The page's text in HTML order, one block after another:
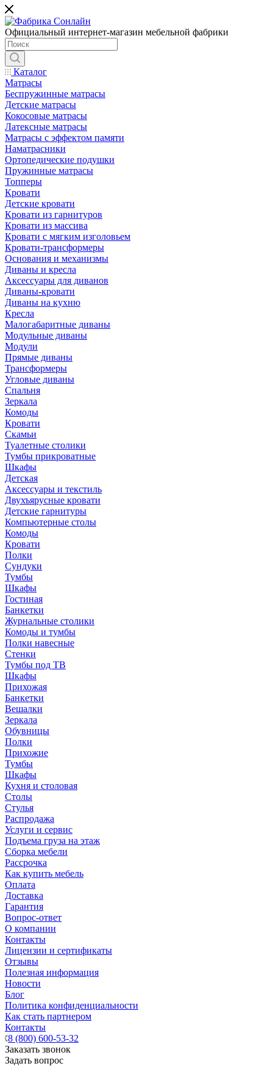
Официальный интернет-магазин мебельной фабрики
Каталог
Матрасы
Беспружинные матрасы
Детские матрасы
Кокосовые матрасы
Латексные матрасы
Матрасы с эффектом памяти
Наматрасники
Ортопедические подушки
Пружинные матрасы
Топперы
Кровати
Детские кровати
Кровати из гарнитуров
Кровати из массива
Кровати с мягким изголовьем
Кровати-трансформеры
Основания и механизмы
Диваны и кресла
Аксессуары для диванов
Диваны-кровати
Диваны на кухню
Кресла
Малогабаритные диваны
Модульные диваны
Модули
Прямые диваны
Трансформеры
Угловые диваны
Спальня
Зеркала
Комоды
Кровати
Скамьи
Туалетные столики
Тумбы прикроватные
Шкафы
Детская
Аксессуары и текстиль
Двухъярусные кровати
Детские гарнитуры
Компьютерные столы
Комоды
Кровати
Полки
Сундуки
Тумбы
Шкафы
Гостиная
Банкетки
Журнальные столики
Комоды и тумбы
Полки навесные
Стенки
Тумбы под ТВ
Шкафы
Прихожая
Банкетки
Вешалки
Зеркала
Обувницы
Полки
Прихожие
Тумбы
Шкафы
Кухня и столовая
Столы
Стулья
Распродажа
Услуги и сервис
Подъема груза на этаж
Сборка мебели
Рассрочка
Как купить мебель
Оплата
Доставка
Гарантия
Вопрос-ответ
О компании
Контакты
Лицензии и сертификаты
Отзывы
Полезная информация
Новости
Блог
Политика конфиденциальности
Как стать партнером
Контакты
8 (800) 600-53-32
Заказать звонок
Задать вопрос